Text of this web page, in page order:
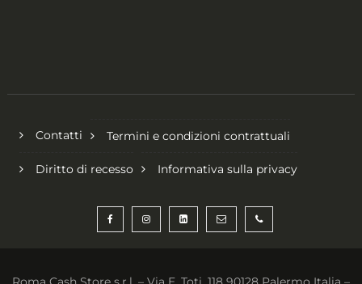
Contatti Termini e condizioni contrattuali
Diritto di recesso Informativa sulla privacy